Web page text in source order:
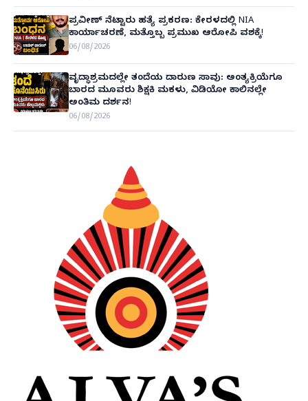
ಪ್ರವೀಣ್ ನೆಟ್ಟಾರು ಹತ್ಯೆ ಪ್ರಕರಣ: ಕೇರಳದಲ್ಲಿ NIA
ಕಾರ್ಯಾಚರಣೆ, ಮತ್ತೊಬ್ಬ ಪ್ರಮುಖ ಆರೋಪಿ ವಶಕ್ಕೆ!
06/08/2026
ವೃದ್ಧಾಶ್ರಮದಲ್ಲೇ ತಂದೆಯ ದಾರುಣ ಸಾವು: ಅಂತ್ಯಕ್ರಿಯೆಗೂ
ಬಾರದ ಮೂವರು ಶಿಕ್ಷಕಿ ಮಕಳು, ವಿಡಿಯೋ ಕಾಲಿನಲ್ಲೇ
ಅಂತಿಮ ದರ್ಶನ!
06/08/2026